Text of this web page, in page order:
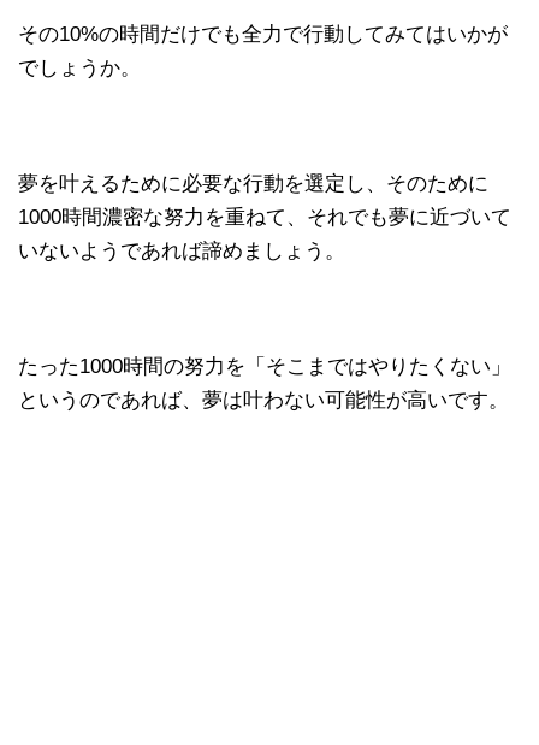
その10%の時間だけでも全力で行動してみてはいかが
でしょうか。
夢を叶えるために必要な行動を選定し、そのために
1000時間濃密な努力を重ねて、それでも夢に近づいて
いないようであれば諦めましょう。
たった1000時間の努力を「そこまではやりたくない」
というのであれば、夢は叶わない可能性が高いです。